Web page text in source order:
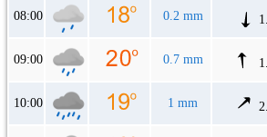
08:00 0.2 mm
09:00 0.7 mm
10:00 1 mm